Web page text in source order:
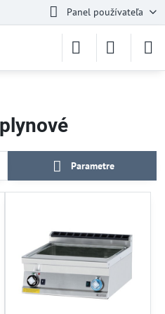
Panel používateľa
Parametre